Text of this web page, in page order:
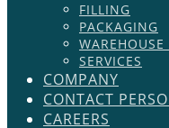
FILLING
PACKAGING
SERVICES
COMPANY
CONTACT
CAREERS